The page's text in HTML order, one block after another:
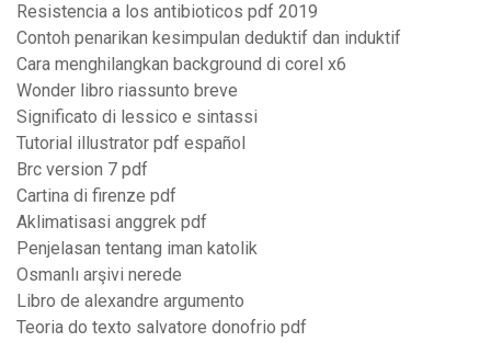
Resistencia a los antibioticos pdf 2019
Contoh penarikan kesimpulan deduktif dan induktif
Cara menghilangkan background di corel x6
Wonder libro riassunto breve
Significato di lessico e sintassi
Tutorial illustrator pdf español
Brc version 7 pdf
Cartina di firenze pdf
Aklimatisasi anggrek pdf
Penjelasan tentang iman katolik
Osmanlı arşivi nerede
Libro de alexandre argumento
Teoria do texto salvatore donofrio pdf